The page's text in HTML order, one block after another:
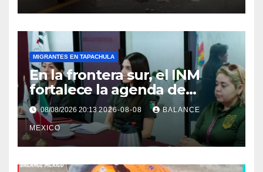
MIGRANTES EN TAPACHULA
En la frontera sur, el INM
fortalece la agenda de
trabajo conjunta con el
Consulado de Guatemala.
08/08/2026 20:132026-08-08 BALANCE
MEXICO